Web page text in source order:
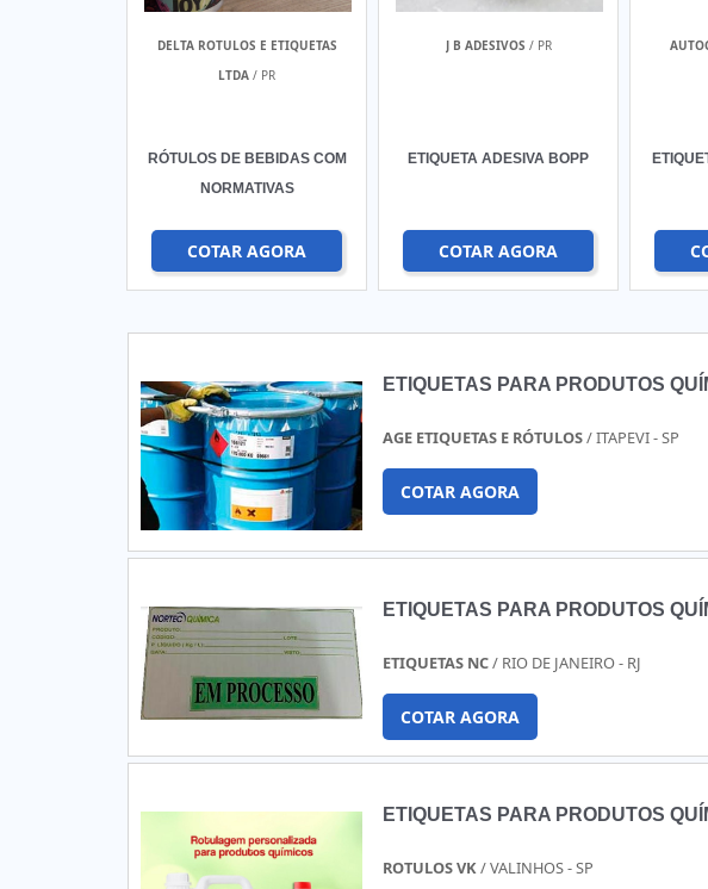
DELTA ROTULOS E ETIQUETAS
LTDA / PR
RÓTULOS DE BEBIDAS COM
NORMATIVAS
COTAR AGORA
J B ADESIVOS / PR
ETIQUETA ADESIVA BOPP
COTAR AGORA
ETIQUETAS PARA PRODUTOS
AGE ETIQUETAS E RÓTULOS/ ITAPEVI - SP
COTAR AGORA
ETIQUETAS PARA PRODUTOS
ETIQUETAS NC/ RIO DE JANEIRO - RJ
COTAR AGORA
ETIQUETAS PARA PRODUTOS
ROTULOS VK/ VALINHOS - SP